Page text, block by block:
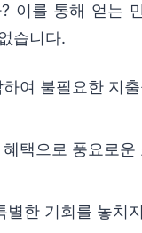
이를 통해 얻는
습니다.
여 불필요한 지
택으로 풍요로운
별한 기회를 놓치